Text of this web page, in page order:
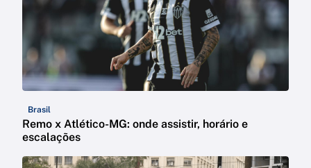
Brasil
Remo x Atlético-MG: onde assistir, horário e
escalações